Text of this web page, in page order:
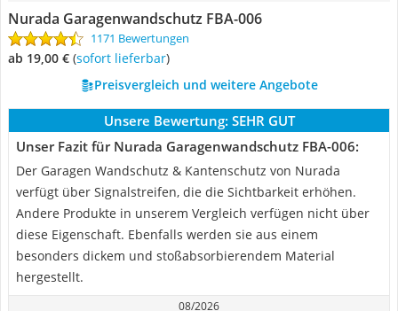
Nurada Garagenwandschutz FBA-006
1171 Bewertungen
ab 19,00 € ( Sofort lieferbar)
Preisvergleich und weitere Angebote
Unsere Bewertung: SEHR GUT
Unser Fazit für Nurada Garagenwandschutz FBA-006:
Der Garagen Wandschutz & Kantenschutz von Nurada
verfügt über Signalstreifen, die die Sichtbarkeit erhöhen.
Andere Produkte in unserem Vergleich verfügen nicht über
diese Eigenschaft. Ebenfalls werden sie aus einem
besonders dickem und stoßabsorbierendem Material
hergestellt.
08/2026